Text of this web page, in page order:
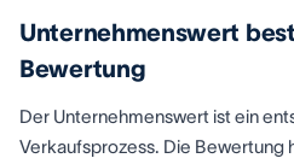
Unternehmenswert
Bewertung
Der Unternehmenswert ist ein
Verkaufsprozess. Die Bewertung